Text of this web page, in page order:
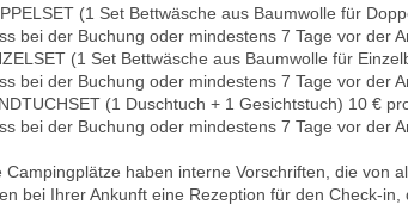
(1 Set Bettwäsche aus Baumwolle für
bei der Buchung oder mindestens 7 Tage vor der
(1 Set Bettwäsche aus Baumwolle für
bei der Buchung oder mindestens 7 Tage vor der
(1 Duschtuch + 1 Gesichtstuch) 10 €
bei der Buchung oder mindestens 7 Tage vor der
Campingplätze haben interne Vorschriften, die von
bei Ihrer Ankunft eine Rezeption für den Check-